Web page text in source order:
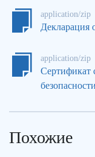
application/zip
Декларация
application/zip
Сертификат
Похожие